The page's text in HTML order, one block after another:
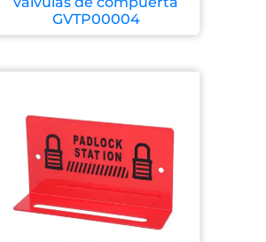
GVTP00004